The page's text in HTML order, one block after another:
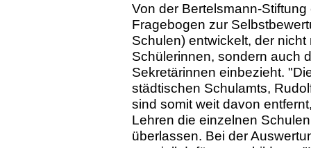
Von der Bertelsmann-
Fragebogen zur
Schulen) entwickelt, der
Schülerinnen, sondern auch
Sekretärinnen einbezieht.
städtischen Schulamts,
sind somit weit davon
Lehren die einzelnen
überlassen. Bei der